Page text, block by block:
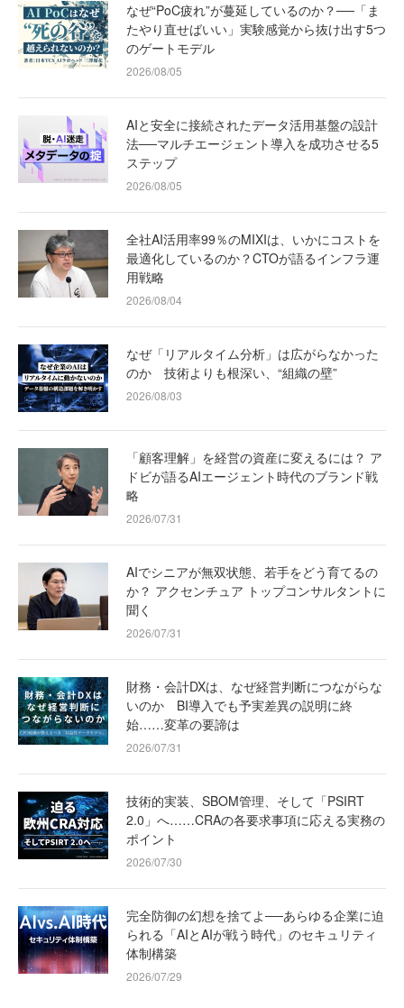
なぜ“PoC疲れ”が蔓延しているのか？──「ま
たやり直せばいい」実験感覚から抜け出す5つ
のゲートモデル
2026/08/05
AIと安全に接続されたデータ活用基盤の設計
法──マルチエージェント導入を成功させる5
ステップ
2026/08/05
全社AI活用率99％のMIXIは、いかにコストを
最適化しているのか？CTOが語るインフラ運
用戦略
2026/08/04
なぜ「リアルタイム分析」は広がらなかった
のか 技術よりも根深い、“組織の壁”
2026/08/03
「顧客理解」を経営の資産に変えるには？ ア
ドビが語るAIエージェント時代のブランド戦
略
2026/07/31
AIでシニアが無双状態、若手をどう育てるの
か？ アクセンチュア トップコンサルタントに
聞く
2026/07/31
財務・会計DXは、なぜ経営判断につながらな
いのか BI導入でも予実差異の説明に終
始……変革の要諦は
2026/07/31
技術的実装、SBOM管理、そして「PSIRT
2.0」へ……CRAの各要求事項に応える実務の
ポイント
2026/07/30
完全防御の幻想を捨てよ──あらゆる企業に迫
られる「AIとAIが戦う時代」のセキュリティ
体制構築
2026/07/29